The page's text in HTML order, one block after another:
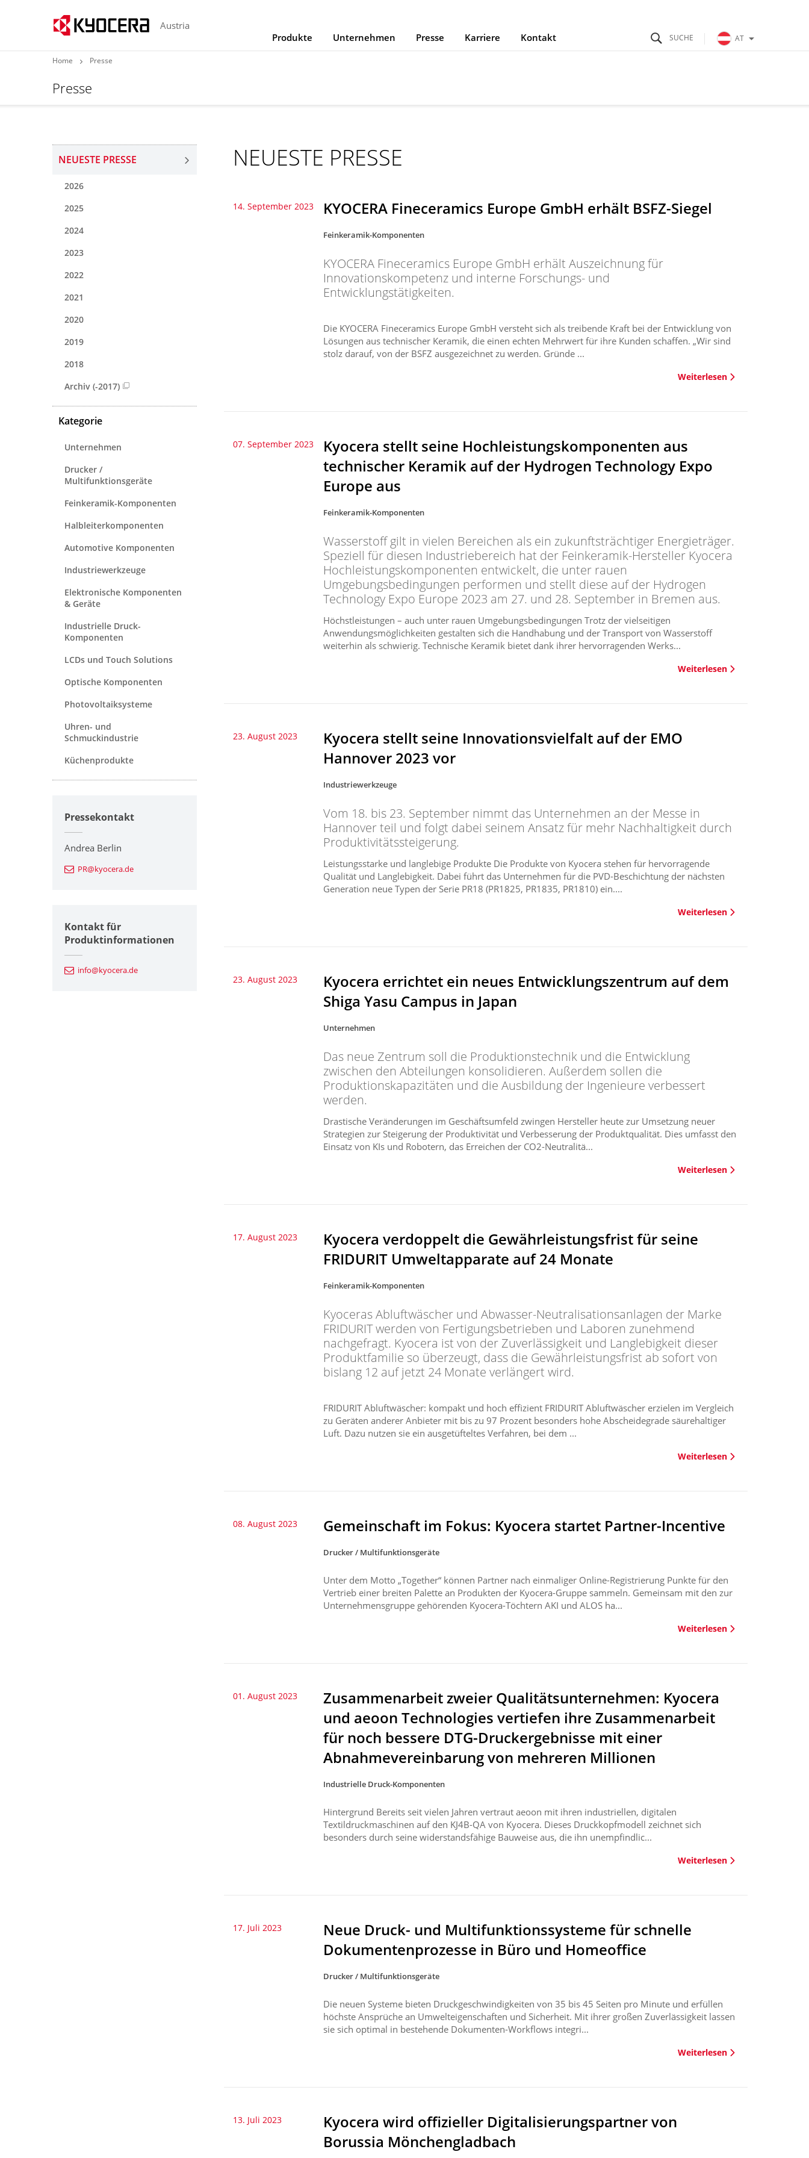
Austria
Produkte
Unternehmen Presse Karriere Kontakt AT
Home Presse
Presse
NEUESTE PRESSE
14. September 2023 KYOCERA Fineceramics Europe GmbH erhält BSFZ-Siegel
Feinkeramik-Komponenten
KYOCERA Fineceramics Europe GmbH erhält Auszeichnung für
Innovationskompetenz und interne Forschungs- und
Entwicklungstätigkeiten.
Die KYOCERA Fineceramics Europe GmbH versteht sich als treibende Kraft bei der Entwicklung von
Lösungen aus technischer Keramik, die einen echten Mehrwert für ihre Kunden schaffen. „Wir sind
stolz darauf, von der BSFZ ausgezeichnet zu werden. Gründe ...
Weiterlesen
07. September 2023
Kyocera stellt seine Hochleistungskomponenten aus
technischer Keramik auf der Hydrogen Technology Expo
Europe aus
Feinkeramik-Komponenten
Wasserstoff gilt in vielen Bereichen als ein zukunftsträchtiger Energieträger.
Speziell für diesen Industriebereich hat der Feinkeramik-Hersteller Kyocera
Hochleistungskomponenten entwickelt, die unter rauen
Umgebungsbedingungen performen und stellt diese auf der Hydrogen
Technology Expo Europe 2023 am 27. und 28. September in Bremen aus.
Höchstleistungen – auch unter rauen Umgebungsbedingungen Trotz der vielseitigen
Anwendungsmöglichkeiten gestalten sich die Handhabung und der Transport von Wasserstoff
weiterhin als schwierig. Technische Keramik bietet dank ihrer hervorragenden Werks...
Weiterlesen
23. August 2023
Kyocera stellt seine Innovationsvielfalt auf der EMO
Hannover 2023 vor
Industriewerkzeuge
Vom 18. bis 23. September nimmt das Unternehmen an der Messe in
Hannover teil und folgt dabei seinem Ansatz für mehr Nachhaltigkeit durch
Produktivitätssteigerung.
Leistungsstarke und langlebige Produkte Die Produkte von Kyocera stehen für hervorragende
Qualität und Langlebigkeit. Dabei führt das Unternehmen für die PVD-Beschichtung der nächsten
Generation neue Typen der Serie PR18 (PR1825, PR1835, PR1810) ein....
Weiterlesen
23. August 2023
Kyocera errichtet ein neues Entwicklungszentrum auf dem
Shiga Yasu Campus in Japan
Unternehmen
Das neue Zentrum soll die Produktionstechnik und die Entwicklung
zwischen den Abteilungen konsolidieren. Außerdem sollen die
Produktionskapazitäten und die Ausbildung der Ingenieure verbessert
werden.
Drastische Veränderungen im Geschäftsumfeld zwingen Hersteller heute zur Umsetzung neuer
Strategien zur Steigerung der Produktivität und Verbesserung der Produktqualität. Dies umfasst den
Einsatz von KIs und Robotern, das Erreichen der CO2-Neutralitä...
Weiterlesen
17. August 2023
Kyocera verdoppelt die Gewährleistungsfrist für seine
FRIDURIT Umweltapparate auf 24 Monate
Feinkeramik-Komponenten
Kyoceras Abluftwäscher und Abwasser-Neutralisationsanlagen der Marke
FRIDURIT werden von Fertigungsbetrieben und Laboren zunehmend
nachgefragt. Kyocera ist von der Zuverlässigkeit und Langlebigkeit dieser
Produktfamilie so überzeugt, dass die Gewährleistungsfrist ab sofort von
bislang 12 auf jetzt 24 Monate verlängert wird.
FRIDURIT Abluftwäscher: kompakt und hoch effizient FRIDURIT Abluftwäscher erzielen im Vergleich
zu Geräten anderer Anbieter mit bis zu 97 Prozent besonders hohe Abscheidegrade säurehaltiger
Luft. Dazu nutzen sie ein ausgetüfteltes Verfahren, bei dem ...
Weiterlesen
08. August 2023 Gemeinschaft im Fokus: Kyocera startet Partner-Incentive
Drucker / Multifunktionsgeräte
Unter dem Motto „Together“ können Partner nach einmaliger Online-Registrierung Punkte für den
Vertrieb einer breiten Palette an Produkten der Kyocera-Gruppe sammeln. Gemeinsam mit den zur
Unternehmensgruppe gehörenden Kyocera-Töchtern AKI und ALOS ha...
Weiterlesen
01. August 2023
Zusammenarbeit zweier Qualitätsunternehmen: Kyocera
und aeoon Technologies vertiefen ihre Zusammenarbeit
für noch bessere DTG-Druckergebnisse mit einer
Abnahmevereinbarung von mehreren Millionen
Industrielle Druck-Komponenten
Hintergrund Bereits seit vielen Jahren vertraut aeoon mit ihren industriellen, digitalen
Textildruckmaschinen auf den KJ4B-QA von Kyocera. Dieses Druckkopfmodell zeichnet sich
besonders durch seine widerstandsfähige Bauweise aus, die ihn unempfindlic...
Weiterlesen
17. Juli 2023
Neue Druck- und Multifunktionssysteme für schnelle
Dokumentenprozesse in Büro und Homeoffice
Drucker / Multifunktionsgeräte
Die neuen Systeme bieten Druckgeschwindigkeiten von 35 bis 45 Seiten pro Minute und erfüllen
höchste Ansprüche an Umwelteigenschaften und Sicherheit. Mit ihrer großen Zuverlässigkeit lassen
sie sich optimal in bestehende Dokumenten-Workflows integri...
Weiterlesen
13. Juli 2023
Kyocera wird offizieller Digitalisierungspartner von
Borussia Mönchengladbach
NEUESTE PRESSE
2026
2025
2024
2023
2022
2021
2020
2019
2018
Archiv (-2017)
Kategorie
Unternehmen
Drucker /
Multifunktionsgeräte
Feinkeramik-Komponenten
Halbleiterkomponenten
Automotive Komponenten
Industriewerkzeuge
Elektronische Komponenten
& Geräte
Industrielle Druck-
Komponenten
LCDs und Touch Solutions
Optische Komponenten
Photovoltaiksysteme
Uhren- und
Schmuckindustrie
Küchenprodukte
Pressekontakt
Andrea Berlin
PR@kyocera.de
Kontakt für
Produktinformationen
info@kyocera.de